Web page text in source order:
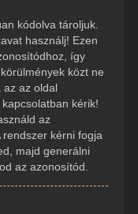
kódolva tároljuk.
használj! Ezen
így
közt ne
az az oldal
kérik!
az
rendszer kérni fogja
majd generálni
az azonosítód.